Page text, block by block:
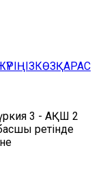
КӨЗҚАРАС
3 - АҚШ 2
ретінде